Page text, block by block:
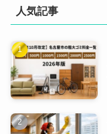
人気記事